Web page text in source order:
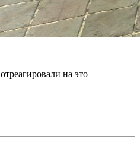
отреагировали на это